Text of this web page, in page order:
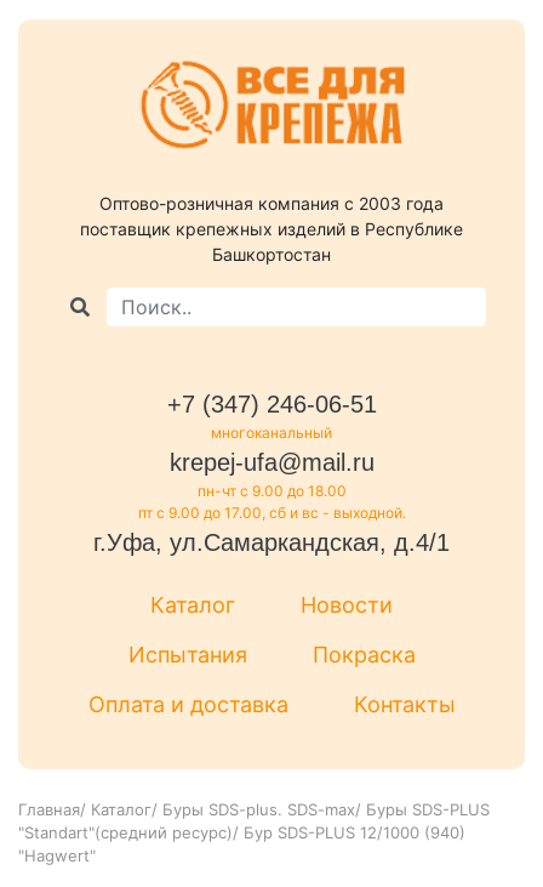
Оптово-розничная компания c 2003 года
поставщик крепежных изделий в Республике
Башкортостан
+7 (347) 246-06-51
многоканальный
krepej-ufa@mail.ru
пн-чт с 9.00 до 18.00
пт с 9.00 до 17.00, сб и вс - выходной.
г.Уфа, ул.Самаркандская, д.4/1
Каталог
Новости
Испытания
Покраска
Оплата и доставка
Контакты
Главная/ Каталог/ Буры SDS-plus. SDS-max/ Буры SDS-PLUS
"Standart"(средний ресурс)/ Бур SDS-PLUS 12/1000 (940)
"Hagwert"